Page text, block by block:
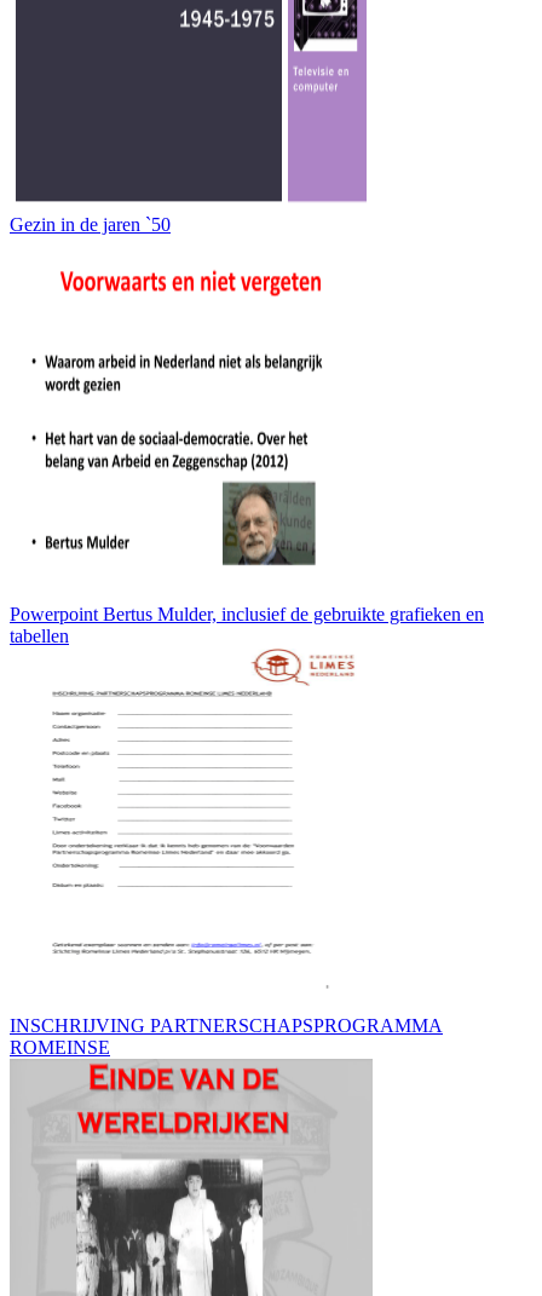
Gezin in de jaren `50
Powerpoint Bertus Mulder, inclusief de gebruikte grafieken en
tabellen
INSCHRIJVING PARTNERSCHAPSPROGRAMMA
ROMEINSE